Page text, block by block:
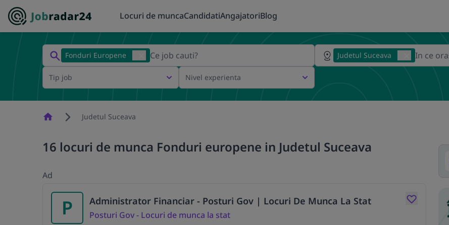
Locuri de muncaCandidatiAngajatoriBlog
Fonduri Europene Judetul Suceava
Tip job Nivel experienta
HomepageJudetul Suceava
16 locuri de munca Fonduri europene in Judetul Suceava
Ad
P Administrator Financiar - Posturi Gov | Locuri De Munca La Stat
Posturi Gov - Locuri de munca la stat